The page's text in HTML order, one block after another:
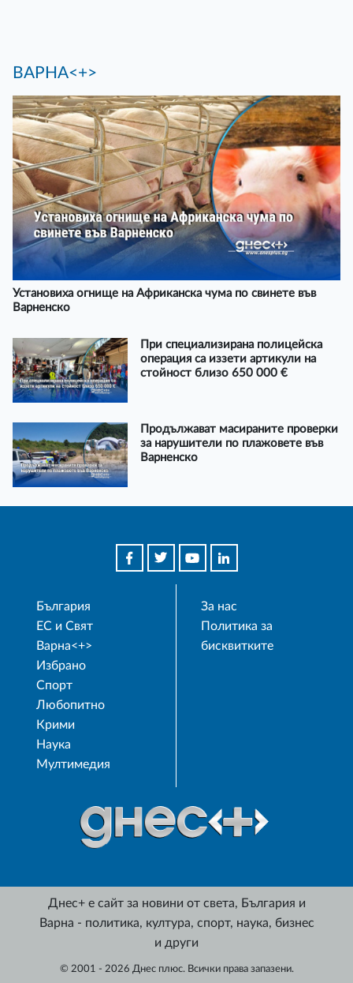
ВАРНА<+>
Установиха огнище на Африканска чума по свинете във
Варненско
При специализирана полицейска
операция са иззети артикули на
стойност близо 650 000 €
Продължават масираните проверки
за нарушители по плажовете във
Варненско
България
ЕС и Свят
Варна<+>
Избрано
Спорт
Любопитно
Крими
Наука
Мултимедия
За нас
Политика за
бисквитките
Днес+ е сайт за новини от света, България и
Варна - политика, култура, спорт, наука, бизнес
и други
© 2001 - 2026 Днес плюс. Всички права запазени.